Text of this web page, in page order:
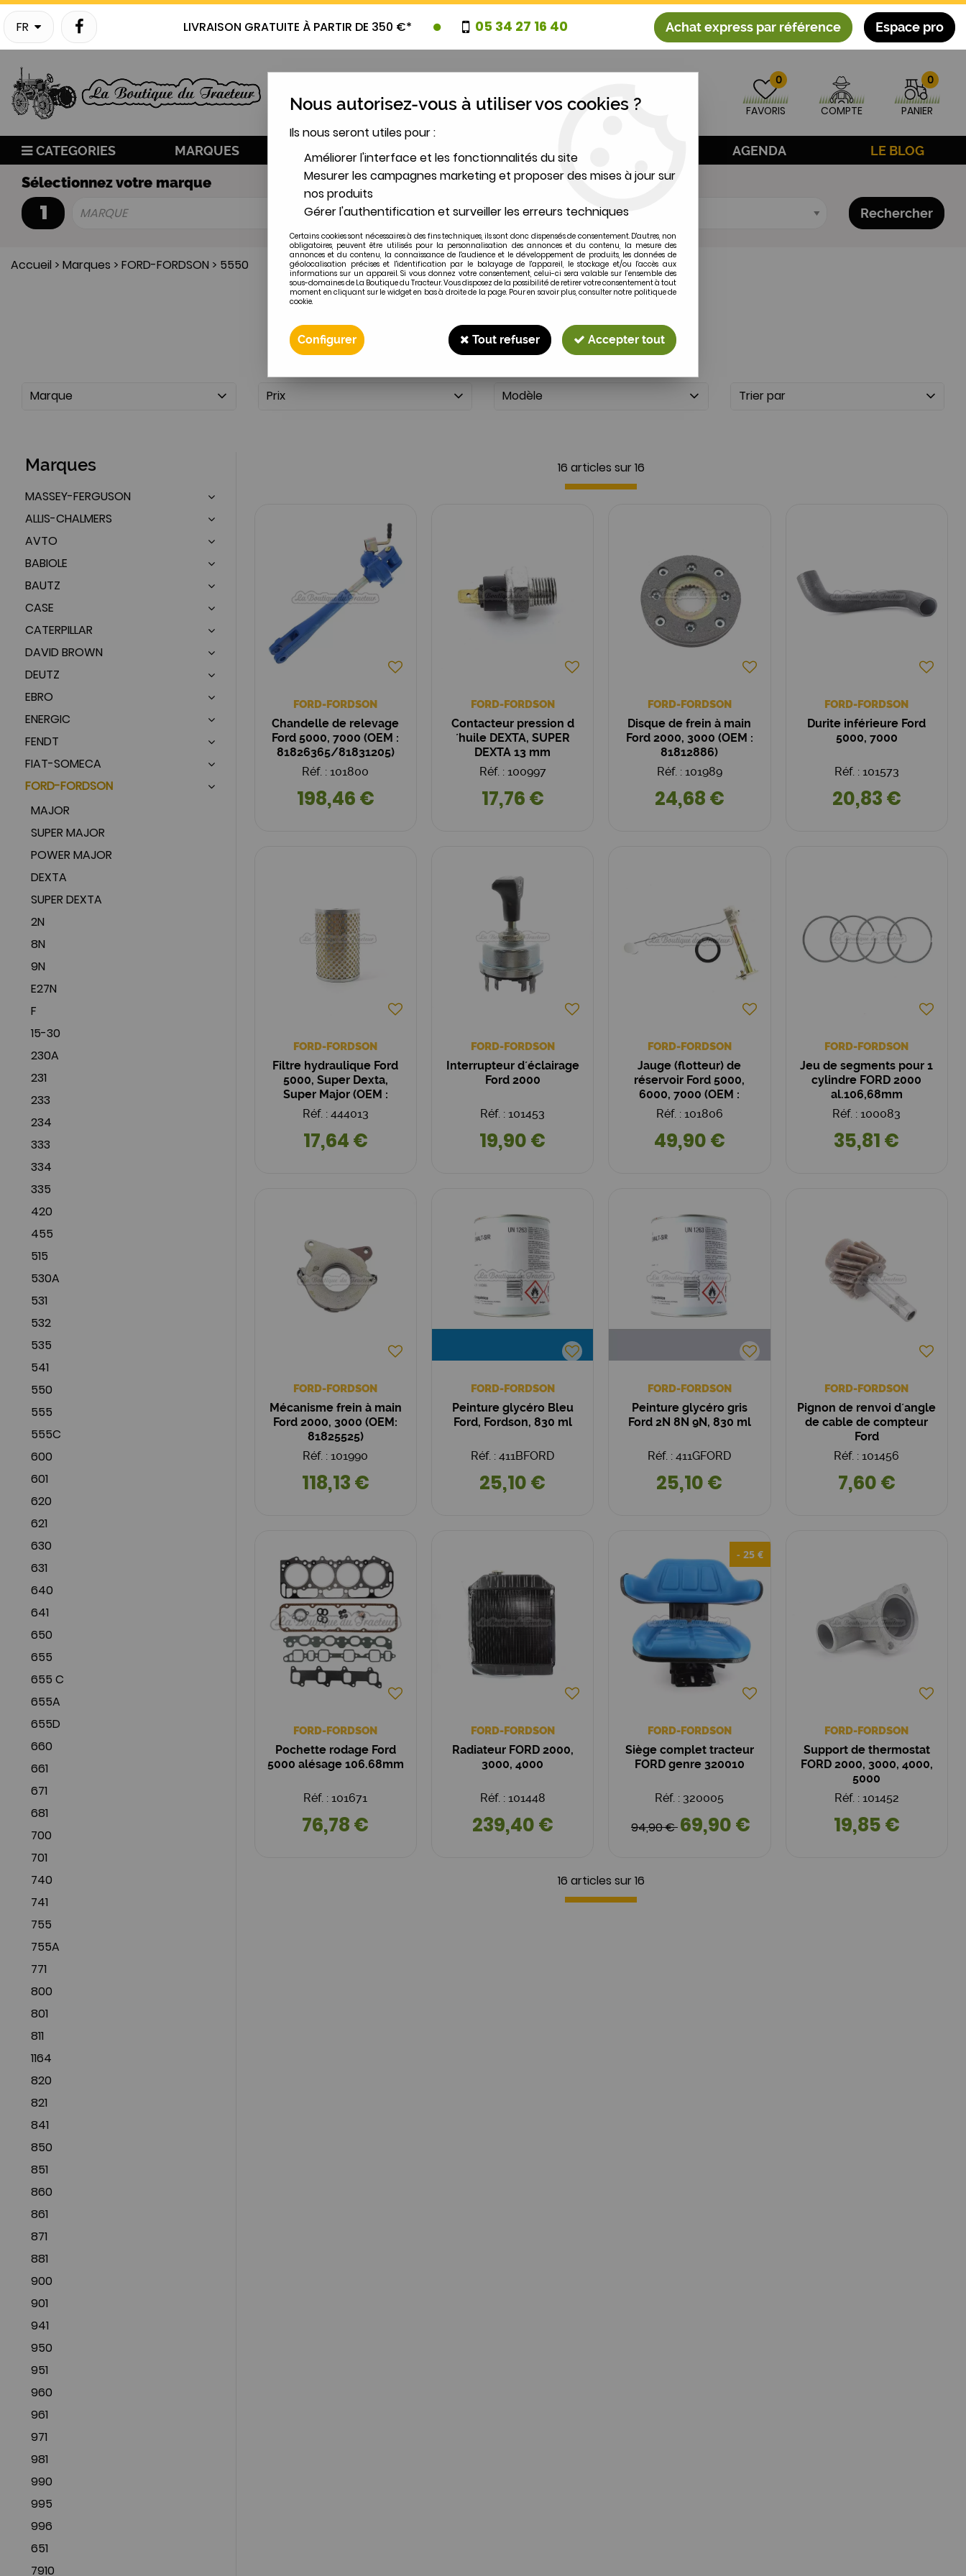
FR LIVRAISON GRATUITE À PARTIR DE 350 €* 05 34 27 16 40 Achat express par référence Espace pro
0
FAVORIS COMPTE
0
PANIER
CATEGORIES MARQUES NOUVEAUTES PROMOTIONS AGENDA LE BLOG
Sélectionnez votre marque
1 MARQUE 2 MODÈLE Rechercher
Accueil > Marques > FORD-FORDSON > 5550
5550
Marque Prix Modèle Trier par
Marques
MASSEY-FERGUSON
ALLIS-CHALMERS
AVTO
BABIOLE
BAUTZ
CASE
CATERPILLAR
DAVID BROWN
DEUTZ
EBRO
ENERGIC
FENDT
FIAT-SOMECA
FORD-FORDSON
MAJOR
SUPER MAJOR
POWER MAJOR
DEXTA
SUPER DEXTA
2N
8N
9N
E27N
F
15-30
230A
231
233
234
333
334
335
420
455
515
530A
531
532
535
541
550
555
555C
600
601
620
621
630
631
640
641
650
655
655 C
655A
655D
660
661
671
681
700
701
740
741
755
755A
771
800
801
811
1164
820
821
841
850
851
860
861
871
881
900
901
941
950
951
960
961
971
981
990
995
996
651
7910
16 articles sur 16
FORD-FORDSON
Chandelle de relevage
Ford 5000, 7000 (OEM :
81826365/81831205)
Réf. : 101800
198,46 €
FORD-FORDSON
Contacteur pression d
´huile DEXTA, SUPER
DEXTA 13 mm
Réf. : 100997
17,76 €
FORD-FORDSON
Disque de frein à main
Ford 2000, 3000 (OEM :
81812886)
Réf. : 101989
24,68 €
FORD-FORDSON
Durite inférieure Ford
5000, 7000
Réf. : 101573
20,83 €
FORD-FORDSON
Filtre hydraulique Ford
5000, Super Dexta,
Super Major (OEM :
81802003)
Réf. : 444013
17,64 €
FORD-FORDSON
Interrupteur d´éclairage
Ford 2000
Réf. : 101453
19,90 €
FORD-FORDSON
Jauge (flotteur) de
réservoir Ford 5000,
6000, 7000 (OEM :
D8NN9A316DB)
Réf. : 101806
49,90 €
FORD-FORDSON
Jeu de segments pour 1
cylindre FORD 2000
al.106,68mm
Réf. : 100083
35,81 €
FORD-FORDSON
Mécanisme frein à main
Ford 2000, 3000 (OEM:
81825525)
Réf. : 101990
118,13 €
FORD-FORDSON
Peinture glycéro Bleu
Ford, Fordson, 830 ml
Réf. : 411BFORD
25,10 €
FORD-FORDSON
Peinture glycéro gris
Ford 2N 8N 9N, 830 ml
Réf. : 411GFORD
25,10 €
FORD-FORDSON
Pignon de renvoi d´angle
de cable de compteur
Ford
Réf. : 101456
7,60 €
FORD-FORDSON
Pochette rodage Ford
5000 alésage 106.68mm
Réf. : 101671
76,78 €
FORD-FORDSON
Radiateur FORD 2000,
3000, 4000
Réf. : 101448
239,40 €
- 25 €
FORD-FORDSON
Siège complet tracteur
FORD genre 320010
Réf. : 320005
94,90 €69,90 €
FORD-FORDSON
Support de thermostat
FORD 2000, 3000, 4000,
5000
Réf. : 101452
19,85 €
16 articles sur 16
Nous autorisez-vous à utiliser vos cookies ?
Ils nous seront utiles pour :
Améliorer l'interface et les fonctionnalités du site
Mesurer les campagnes marketing et proposer des mises à jour sur
nos produits
Gérer l'authentification et surveiller les erreurs techniques
Certains cookies sont nécessaires à des fins techniques, ils sont donc dispensés de consentement. D'autres, non
obligatoires, peuvent être utilisés pour la personnalisation des annonces et du contenu, la mesure des
annonces et du contenu, la connaissance de l'audience et le développement de produits, les données de
géolocalisation précises et l'identification par le balayage de l'appareil, le stockage et/ou l'accès aux
informations sur un appareil. Si vous donnez votre consentement, celui-ci sera valable sur l’ensemble des
sous-domaines de La Boutique du Tracteur. Vous disposez de la possibilité de retirer votre consentement à tout
moment en cliquant sur le widget en bas à droite de la page. Pour en savoir plus, consulter notre politique de
cookie.
Configurer Tout refuser Accepter tout